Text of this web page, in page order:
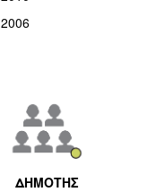
2006
ΔΗΜΟΤΗΣ